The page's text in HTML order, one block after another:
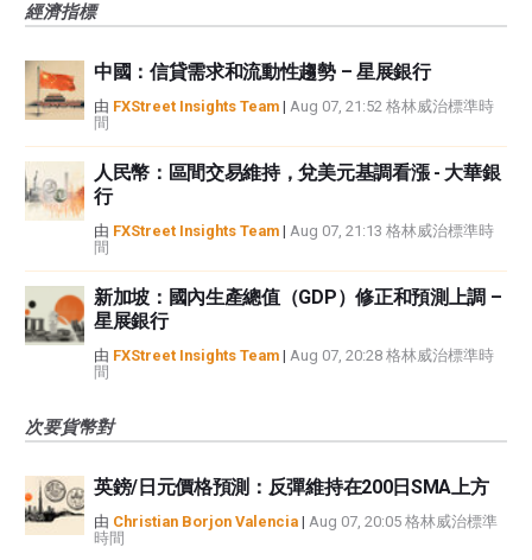
經濟指標
中國：信貸需求和流動性趨勢 – 星展銀行
由 FXStreet Insights Team | Aug 07, 21:52 格林威治標準時
間
人民幣：區間交易維持，兌美元基調看漲 - 大華銀
行
由 FXStreet Insights Team | Aug 07, 21:13 格林威治標準時
間
新加坡：國內生產總值（GDP）修正和預測上調 –
星展銀行
由 FXStreet Insights Team | Aug 07, 20:28 格林威治標準時
間
次要貨幣對
英鎊/日元價格預測：反彈維持在200日SMA上方
由 Christian Borjon Valencia | Aug 07, 20:05 格林威治標準
時間